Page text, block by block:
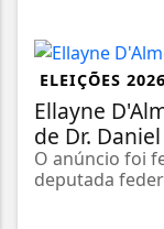
ELEIÇÕES 2026
Ellayne
de Dr.
O anúncio foi
deputada